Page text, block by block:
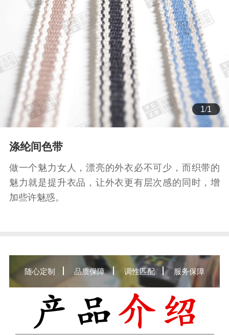
1/1
涤纶间色带
做一个魅力女人，漂亮的外衣必不可少，而织带的
魅力就是提升衣品，让外衣更有层次感的同时，增
加些许魅惑。
随心定制 品质保障 调性匹配 服务保障